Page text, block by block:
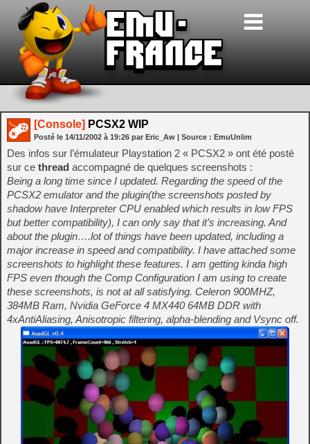
[Console] PCSX2 WIP
Posté le 14/11/2002 à 19:26 par Eric_Aw | Source : EmuUnlim
Des infos sur l’émulateur Playstation 2 « PCSX2 » ont été posté
sur ce thread accompagné de quelques screenshots :
Being a long time since I updated. Regarding the speed of the
PCSX2 emulator and the plugin(the screenshots posted by
shadow have Interpreter CPU enabled which results in low FPS
but better compatibility), I can only say that it’s increasing. And
about the plugin….lot of things have been updated, including a
major increase in speed and compatibility. I have attached some
screenshots to highlight these features. I am getting kinda high
FPS even though the Comp Configuration I am using to create
these screenshots, is not at all satisfying. Celeron 900MHZ,
384MB Ram, Nvidia GeForce 4 MX440 64MB DDR with
4xAntiAliasing, Anisotropic filtering, alpha-blending and Vsync off.